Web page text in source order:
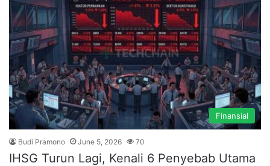
Finansial
Budi Pramono June 5, 2026 70
IHSG Turun Lagi, Kenali 6 Penyebab Utama